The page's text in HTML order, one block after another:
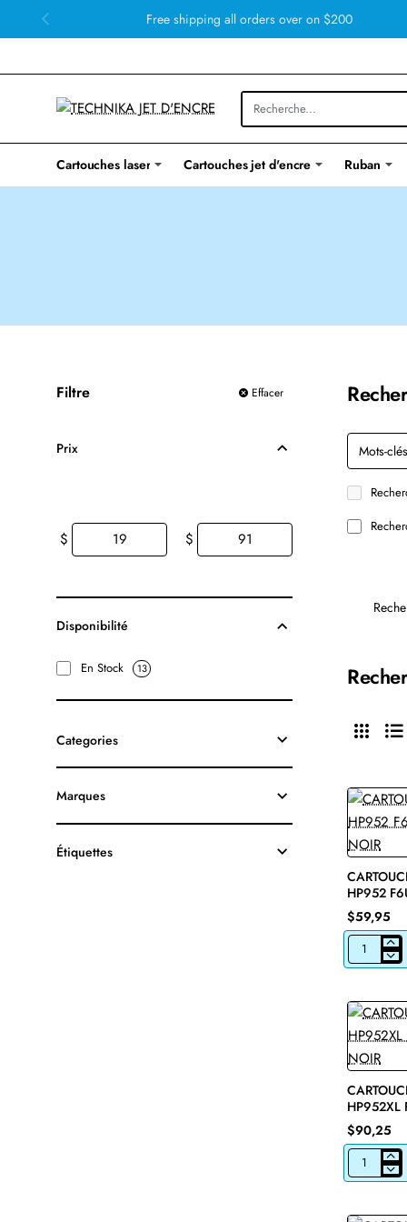
Free shipping all orders over on $200
Cartouches laser Cartouches jet d'encre Ruban
Filtre Effacer
Prix
$ $
Disponibilité
En Stock 13
Categories
Marques
Étiquettes
HP952
NOIR
$59,95
CARTOUCHE
JET
HP952
F6U15AN
ORIGINALE
NOIR
HP952XL
NOIR
$90,25
CARTOUCHE
JET
HP952XL